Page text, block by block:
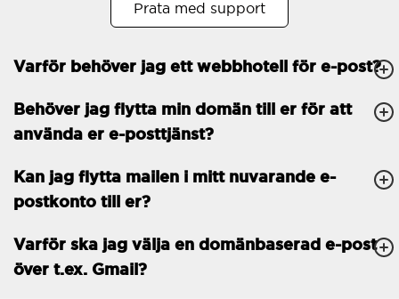
30
-
GENERELLA FUNKTIONER
Gratis e-post &
telefonsupport
Gratis konfiguration
30 dagars öppet köp
30 dagars kostnadsfritt
Prata med support
Varför behöver jag ett webbhotell för e-post?
Behöver jag flytta min domän till er för att
använda er e-posttjänst?
Kan jag flytta mailen i mitt nuvarande e-
postkonto till er?
Varför ska jag välja en domänbaserad e-post
över t.ex. Gmail?